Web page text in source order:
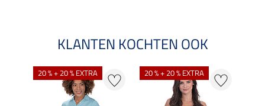
KLANTEN KOCHTEN OOK
20 % + 20 % EXTRA 20 % + 20 % EXTRA